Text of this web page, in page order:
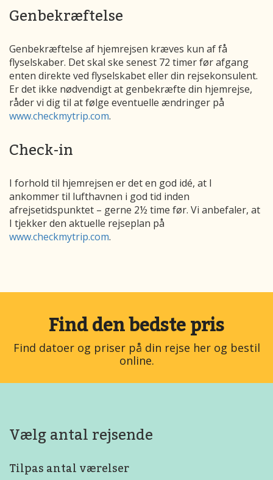
Genbekræftelse
Genbekræftelse af hjemrejsen kræves kun af få
flyselskaber. Det skal ske senest 72 timer før afgang
enten direkte ved flyselskabet eller din rejsekonsulent.
Er det ikke nødvendigt at genbekræfte din hjemrejse,
råder vi dig til at følge eventuelle ændringer på
www.checkmytrip.com.
Check-in
I forhold til hjemrejsen er det en god idé, at I
ankommer til lufthavnen i god tid inden
afrejsetidspunktet – gerne 2½ time før. Vi anbefaler, at
I tjekker den aktuelle rejseplan på
www.checkmytrip.com.
Find den bedste pris
Find datoer og priser på din rejse her og bestil
online.
Vælg antal rejsende
Tilpas antal værelser